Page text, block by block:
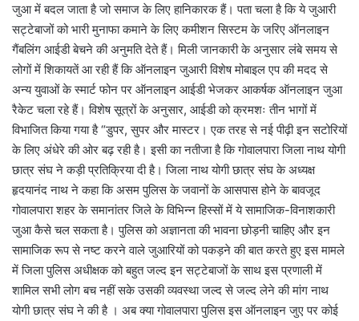
जुआ में बदल जाता है जो समाज के लिए हानिकारक हैं। पता चला है कि ये जुआरी
सट्टेबाजों को भारी मुनाफा कमाने के लिए कमीशन सिस्टम के जरिए ऑनलाइन
गैंबलिंग आईडी बेचने की अनुमति देते हैं। मिली जानकारी के अनुसार लंबे समय से
लोगों में शिकायतें आ रही हैं कि ऑनलाइन जुआरी विशेष मोबाइल एप की मदद से
अन्य युवाओं के स्मार्ट फोन पर ऑनलाइन आईडी भेजकर आकर्षक ऑनलाइन जुआ
रैकेट चला रहे हैं। विशेष सूत्रों के अनुसार, आईडी को क्रमशः तीन भागों में
विभाजित किया गया है “डुपर, सुपर और मास्टर। एक तरह से नई पीढ़ी इन सटोरियों
के लिए अंधेरे की ओर बढ़ रही है। इसी का नतीजा है कि गोवालपारा जिला नाथ योगी
छात्र संघ ने कड़ी प्रतिक्रिया दी है। जिला नाथ योगी छात्र संघ के अध्यक्ष
हृदयानंद नाथ ने कहा कि असम पुलिस के जवानों के आसपास होने के बावजूद
गोवालपारा शहर के समानांतर जिले के विभिन्न हिस्सों में ये सामाजिक-विनाशकारी
जुआ कैसे चल सकता है। पुलिस को अज्ञानता की भावना छोड़नी चाहिए और इन
सामाजिक रूप से नष्ट करने वाले जुआरियों को पकड़ने की बात करते हुए इस मामले
में जिला पुलिस अधीक्षक को बहुत जल्द इन सट्टेबाजों के साथ इस प्रणाली में
शामिल सभी लोग बच नहीं सके उसकी व्यवस्था जल्द से जल्द लेने की मांग नाथ
योगी छात्र संघ ने की है । अब क्या गोवालपारा पुलिस इस ऑनलाइन जुए पर कोई